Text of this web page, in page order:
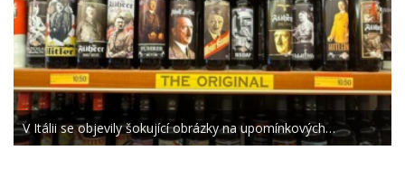
V Itálii se objevily šokující obrázky na upomínkových…